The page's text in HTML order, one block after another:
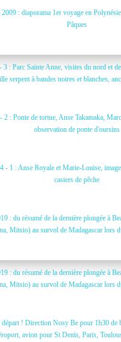
: diaporama 1er voyage en
Pâques
3 : Parc Sainte Anne, visites du nord et
serpent à bandes noires et blanches,
2 : Ponte de tortue, Anse Takamaka,
observation de ponte d'oursins
- 1 : Anse Royale et Marie-Louise,
casiers de pêche
: du résumé de la dernière plongée à
Mitsio) au survol de Madagascar lors
: du résumé de la dernière plongée à
Mitsio) au survol de Madagascar lors
! Direction Nosy Be pour 1h30 de
avion pour St Denis, Paris,